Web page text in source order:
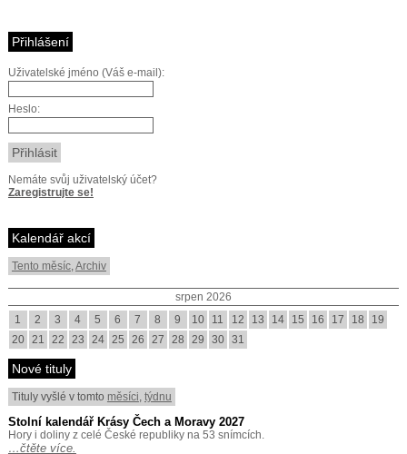
Přihlášení
Uživatelské jméno (Váš e-mail):
Heslo:
Nemáte svůj uživatelský účet?
Zaregistrujte se!
Kalendář akcí
Tento měsíc,Archiv
srpen 2026
1
2 3 4 5 6 7 8 9 10 11 12 13 14 15 16 17 18
19
20 21 22 23 24 25 26 27 28 29 30 31
Nové tituly
Tituly vyšlé v tomto měsíci, týdnu
Stolní kalendář Krásy Čech a Moravy 2027
Hory i doliny z celé České republiky na 53 snímcích.
…čtěte více.